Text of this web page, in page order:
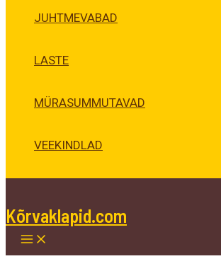
JUHTMEVABAD
LASTE
MÜRASUMMUTAVAD
VEEKINDLAD
Kõrvaklapid.com